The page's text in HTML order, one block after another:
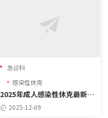
急诊科
感染性休克
2025年成人感染性休克最新指
南解读与病例分析
2025-12-09